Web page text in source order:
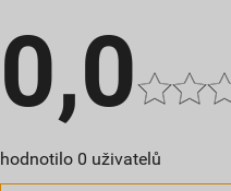
0,0
hodnotilo 0 uživatelů